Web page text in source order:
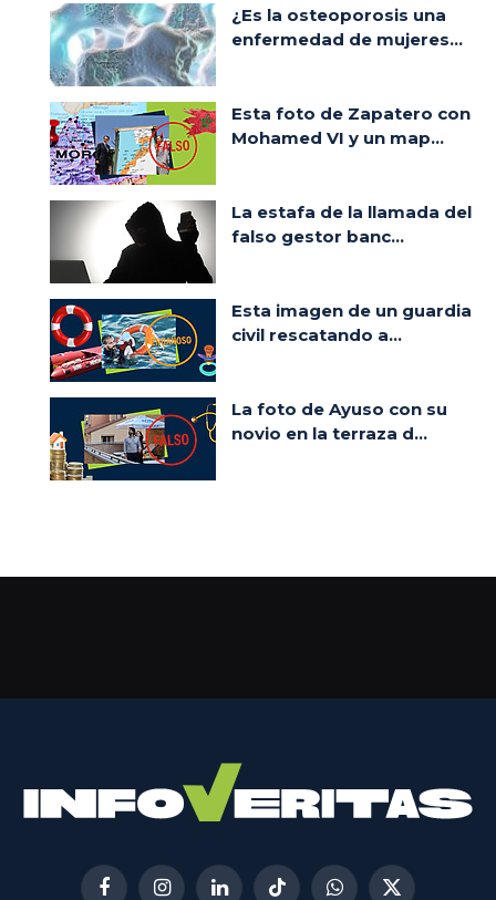
¿Es la osteoporosis una
enfermedad de mujeres...
Esta foto de Zapatero con
Mohamed VI y un map...
La estafa de la llamada del
falso gestor banc...
Esta imagen de un guardia
civil rescatando a...
La foto de Ayuso con su
novio en la terraza d...
FacebookInstagramLinkedInTikTokWhatsApp
X